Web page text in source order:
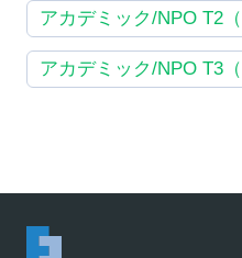
アカデミック/NPO T2（
アカデミック/NPO T3（